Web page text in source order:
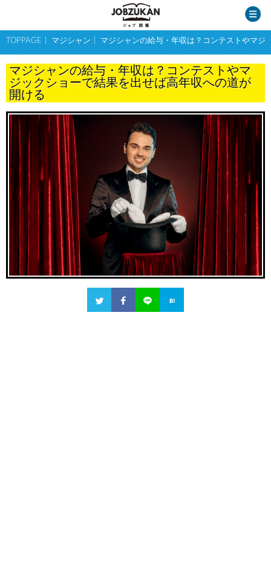
TOPPAGE マジシャン マジシャンの給与・年収は？コンテストやマジ
マジシャンの給与・年収は？コンテストやマ
ジックショーで結果を出せば高年収への道が
開ける